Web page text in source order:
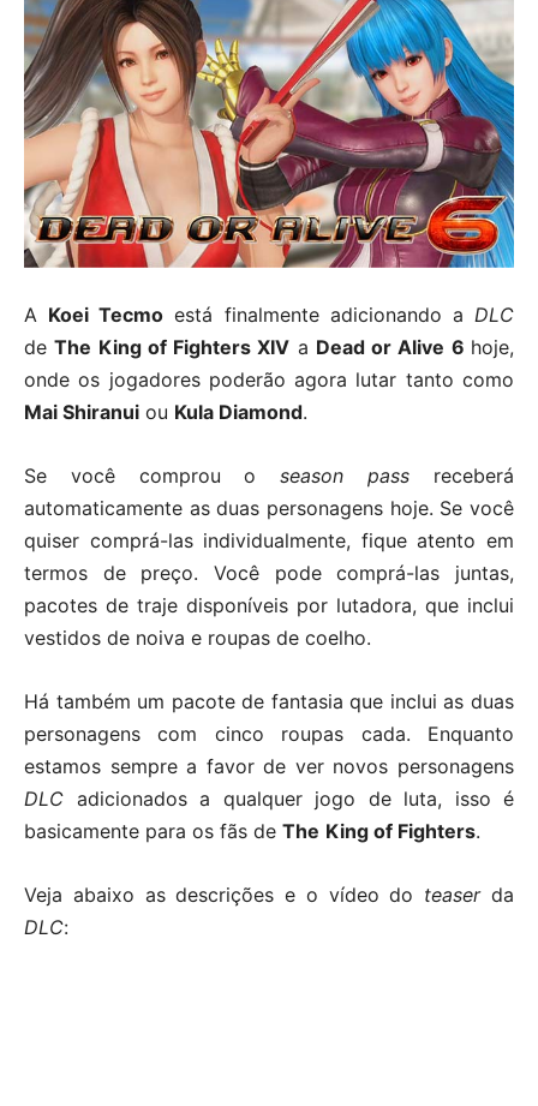
A Koei Tecmo está finalmente adicionando aDLC
deThe King of Fighters XIV a Dead or Alive 6 hoje,
onde os jogadores poderão agora lutar tanto como
Mai Shiranui ou Kula Diamond.
Se você comprou oseason pass receberá
automaticamente as duas personagens hoje. Se você
quiser comprá-las individualmente, fique atento em
termos de preço. Você pode comprá-las juntas,
pacotes de traje disponíveis por lutadora, que inclui
vestidos de noiva e roupas de coelho.
Há também um pacote de fantasia que inclui as duas
personagens com cinco roupas cada. Enquanto
estamos sempre a favor de ver novos personagens
DLC adicionados a qualquer jogo de luta, isso é
basicamente para os fãs de The King of Fighters.
Veja abaixo as descrições e o vídeo do teaserda
DLC: